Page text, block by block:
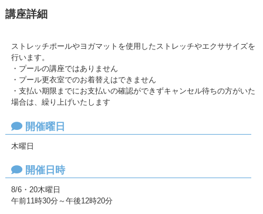
講座詳細
ストレッチポールやヨガマットを使用したストレッチやエクササイズを
行います。
・プールの講座ではありません
・プール更衣室でのお着替えはできません
・支払い期限までにお支払いの確認ができずキャンセル待ちの方がいた
場合は、繰り上げいたします
開催曜日
木曜日
開催日時
8/6・20木曜日
午前11時30分～午後12時20分